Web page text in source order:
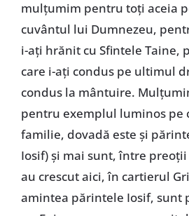
mulțumim pentru toți aceia
cuvântul lui Dumnezeu,
i-ați hrănit cu Sfintele Taine,
care i-ați condus pe ultimul
condus la mântuire.
pentru exemplul luminos pe
familie, dovadă este și
Iosif) și mai sunt, între
au crescut aici, în cartierul
amintea părintele Iosif, sunt